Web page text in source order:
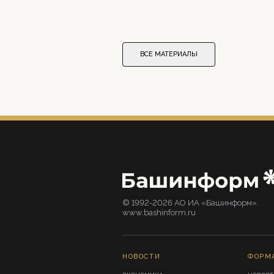
ВСЕ МАТЕРИАЛЫ
© 1992-2026 АО ИА «Башинформ».
www.bashinform.ru
НОВОСТИ